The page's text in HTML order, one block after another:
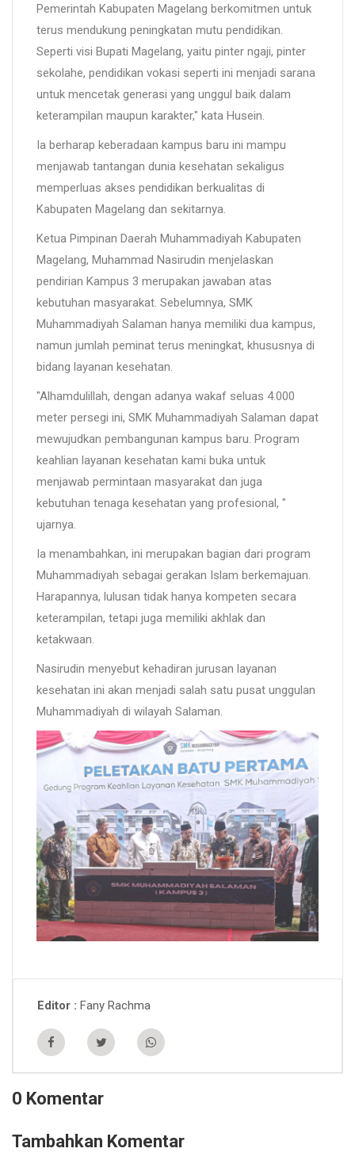
Pemerintah Kabupaten Magelang berkomitmen untuk
terus mendukung peningkatan mutu pendidikan.
Seperti visi Bupati Magelang, yaitu pinter ngaji, pinter
sekolahe, pendidikan vokasi seperti ini menjadi sarana
untuk mencetak generasi yang unggul baik dalam
keterampilan maupun karakter," kata Husein.
Ia berharap keberadaan kampus baru ini mampu
menjawab tantangan dunia kesehatan sekaligus
memperluas akses pendidikan berkualitas di
Kabupaten Magelang dan sekitarnya.
Ketua Pimpinan Daerah Muhammadiyah Kabupaten
Magelang, Muhammad Nasirudin menjelaskan
pendirian Kampus 3 merupakan jawaban atas
kebutuhan masyarakat. Sebelumnya, SMK
Muhammadiyah Salaman hanya memiliki dua kampus,
namun jumlah peminat terus meningkat, khususnya di
bidang layanan kesehatan.
"Alhamdulillah, dengan adanya wakaf seluas 4.000
meter persegi ini, SMK Muhammadiyah Salaman dapat
mewujudkan pembangunan kampus baru. Program
keahlian layanan kesehatan kami buka untuk
menjawab permintaan masyarakat dan juga
kebutuhan tenaga kesehatan yang profesional, "
ujarnya.
Ia menambahkan, ini merupakan bagian dari program
Muhammadiyah sebagai gerakan Islam berkemajuan.
Harapannya, lulusan tidak hanya kompeten secara
keterampilan, tetapi juga memiliki akhlak dan
ketakwaan.
Nasirudin menyebut kehadiran jurusan layanan
kesehatan ini akan menjadi salah satu pusat unggulan
Muhammadiyah di wilayah Salaman.
Editor Fany Rachma
0 Komentar
Tambahkan Komentar